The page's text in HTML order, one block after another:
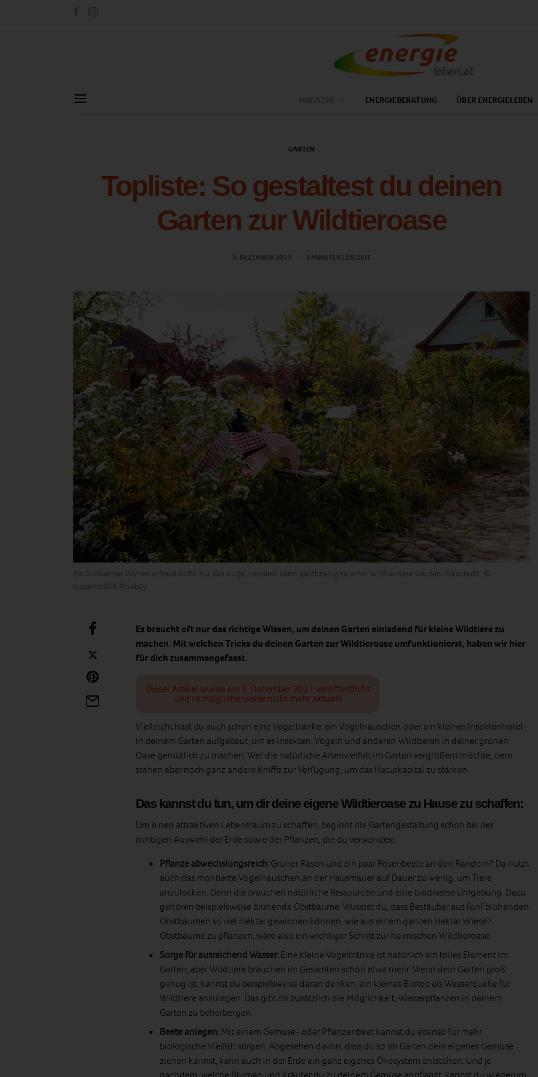
ENERGIEBERATUNG ÜBER ENERGIELEBEN
GARTEN
Topliste: So gestaltest du deinen
Garten zur Wildtieroase
3. DEZEMBER 2021 3 MINUTEN LESEZEIT
Ein biodiverser Garten erfreut nicht nur das Auge, sondern kann gleichzeitig zu einer Wildtieroase werden. Fotocredit: ©
susanne906/Pixabay
Es braucht oft nur das richtige Wissen, um deinen Garten einladend für kleine Wildtiere zu
machen. Mit welchen Tricks du deinen Garten zur Wildtieroase umfunktionierst, haben wir hier
für dich zusammengefasst.
Dieser Artikel wurde am 3. Dezember 2021 veröffentlicht
und ist möglicherweise nicht mehr aktuell!
Vielleicht hast du auch schon eine Vogeltränke, ein Vogelhäuschen oder ein kleines Insektenhotel
in deinem Garten aufgebaut, um es Insekten, Vögeln und anderen Wildtieren in deiner grünen
Oase gemütlich zu machen. Wer die natürliche Artenvielfalt im Garten vergrößern möchte, dem
stehen aber noch ganz andere Kniffe zur Verfügung, um das Naturkapital zu stärken.
Das kannst du tun, um dir deine eigene Wildtieroase zu Hause zu schaffen:
Um einen attraktiven Lebensraum zu schaffen, beginnt die Gartengestaltung schon bei der
richtigen Auswahl der Erde sowie der Pflanzen, die du verwendest.
Pflanze abwechslungsreich:Grüner Rasen und ein paar Rosenbeete an den Rändern? Da nutzt
auch das montierte Vogelhäuschen an der Hausmauer auf Dauer zu wenig, um Tiere
anzulocken. Denn die brauchen natürliche Ressourcen und eine biodiverse Umgebung. Dazu
gehören beispielsweise blühende Obstbäume. Wusstet du, dass Bestäuber aus fünf blühenden
Obstbäumen so viel Nektar gewinnen können, wie aus einem ganzen Hektar Wiese?
Obstbäume zu pflanzen, wäre also ein wichtiger Schritt zur heimischen Wildtieroase.
Sorge für ausreichend Wasser:Eine kleine Vogeltränke ist natürlich ein tolles Element im
Garten, aber Wildtiere brauchen im Gesamten schon etwa mehr. Wenn dein Garten groß
genug ist, kannst du beispielsweise daran denken, ein kleines Biotop als Wasserquelle für
Wildtiere anzulegen. Das gibt dir zusätzlich die Möglichkeit, Wasserpflanzen in deinem
Garten zu beherbergen.
Beete anlegen:Mit einem Gemüse- oder Pflanzenbeet kannst du ebenso für mehr
biologische Vielfalt sorgen. Abgesehen davon, dass du so im Garten dein eigenes Gemüse
ziehen kannst, kann auch in der Erde ein ganz eigenes Ökosystem entstehen. Und je